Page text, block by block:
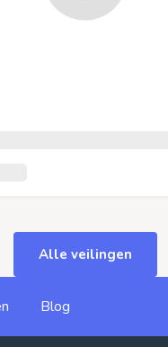
Alle veilingen
Blog